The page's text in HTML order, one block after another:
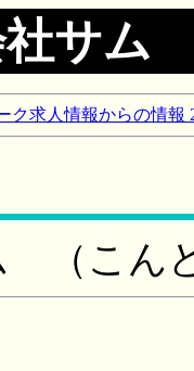
社サム
ク求人情報からの情報
（こん